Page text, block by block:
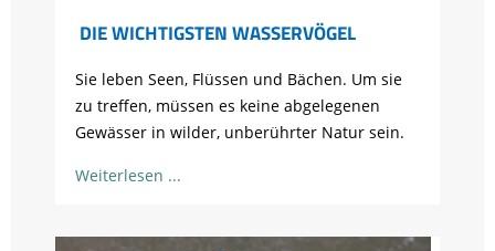
DIE WICHTIGSTEN WASSERVÖGEL
Sie leben Seen, Flüssen und Bächen. Um sie
zu treffen, müssen es keine abgelegenen
Gewässer in wilder, unberührter Natur sein.
Weiterlesen